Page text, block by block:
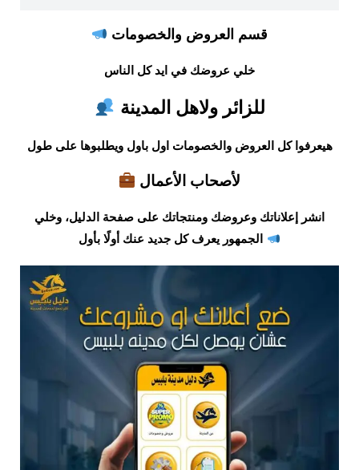
قسم العروض والخصومات
خلي عروضك في ايد كل الناس
للزائر ولاهل المدينة
هيعرفوا كل العروض والخصومات اول باول ويطلبوها على طول
لأصحاب الأعمال
انشر إعلاناتك وعروضك ومنتجاتك على صفحة الدليل، وخلي